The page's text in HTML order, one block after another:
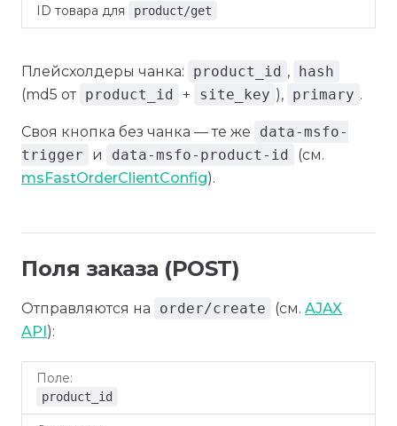
ID товара для product/get
Плейсхолдеры чанка: product_id , hash
(md5 от product_id + site_key ), primary .
Своя кнопка без чанка — те же
data-msfo-
trigger
и data-msfo-product-id
(см.
msFastOrderClientConfig).
Поля заказа (POST)
Отправляются на order/create (см. AJAX
API):
Поле
product_id